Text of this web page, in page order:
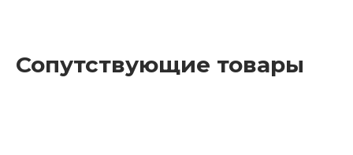
Сопутствующие товары